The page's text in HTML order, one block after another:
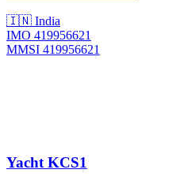
🇮🇳 India
IMO 419956621
MMSI 419956621
Yacht KCS1